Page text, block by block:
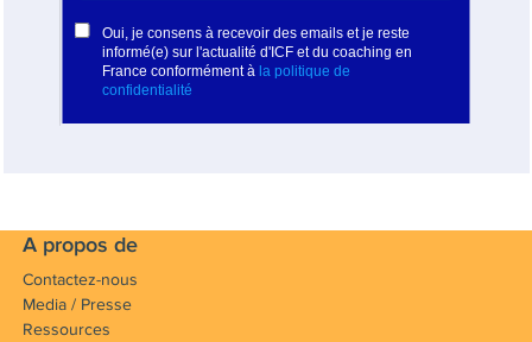
A propos de
Contactez-nous
Media / Presse
Ressources